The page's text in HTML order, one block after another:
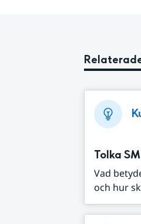
Tolka
Vad
och hur